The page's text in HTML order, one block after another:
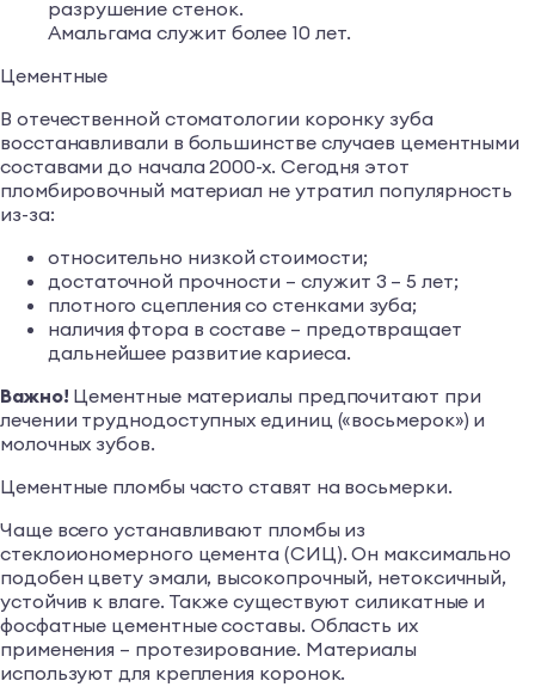
разрушение стенок.
Амальгама служит более 10 лет.
Цементные
В отечественной стоматологии коронку зуба
восстанавливали в большинстве случаев цементными
составами до начала 2000-х. Сегодня этот
пломбировочный материал не утратил популярность
из-за:
относительно низкой стоимости;
достаточной прочности – служит 3 – 5 лет;
плотного сцепления со стенками зуба;
наличия фтора в составе – предотвращает
дальнейшее развитие кариеса.
Важно! Цементные материалы предпочитают при
лечении труднодоступных единиц («восьмерок») и
молочных зубов.
Цементные пломбы часто ставят на восьмерки.
Чаще всего устанавливают пломбы из
стеклоиономерного цемента (СИЦ). Он максимально
подобен цвету эмали, высокопрочный, нетоксичный,
устойчив к влаге. Также существуют силикатные и
фосфатные цементные составы. Область их
применения – протезирование. Материалы
используют для крепления коронок.